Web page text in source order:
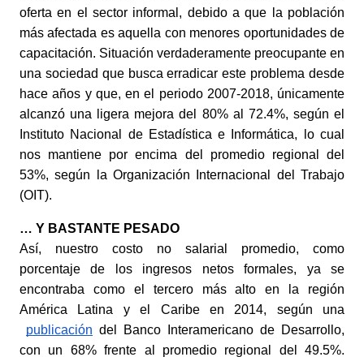
oferta en el sector informal, debido a que la población
más afectada es aquella con menores oportunidades de
capacitación. Situación verdaderamente preocupante en
una sociedad que busca erradicar este problema desde
hace años y que, en el periodo 2007-2018, únicamente
alcanzó una ligera mejora del 80% al 72.4%, según el
Instituto Nacional de Estadística e Informática, lo cual
nos mantiene por encima del promedio regional del
53%, según la Organización Internacional del Trabajo
(OIT).
… Y BASTANTE PESADO
Así, nuestro costo no salarial promedio, como
porcentaje de los ingresos netos formales, ya se
encontraba como el tercero más alto en la región
América Latina y el Caribe en 2014, según una
publicación del Banco Interamericano de Desarrollo,
con un 68% frente al promedio regional del 49.5%.